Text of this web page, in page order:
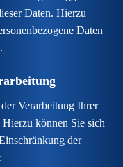
Daten. Hierzu
Daten
Verarbeitung Ihrer
Hierzu können Sie sich
der